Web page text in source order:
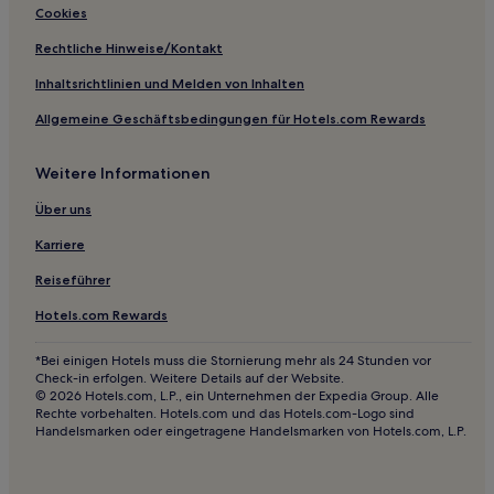
Familien in Sesto San Giovanni
Hotels mit Parkplatz in Vigevano
Hotels mit Parkplatz in Parabiago
Business in Segrate
Familien in Monza
Hotels mit Küchenzeile in Monza
Haustierfreundliche nahe Via Montenapoleone
Luxus nahe Via Montenapoleone
Hotels mit Parkplatz in Saronno
Hotels mit Parkplatz nahe Via della Spiga
Luxus nahe Via della Spiga
Familien in Mailand
Cookies
Rechtliche Hinweise/Kontakt
Inhaltsrichtlinien und Melden von Inhalten
Allgemeine Geschäftsbedingungen für Hotels.com Rewards
Weitere Informationen
Über uns
Karriere
Reiseführer
Hotels.com Rewards
*Bei einigen Hotels muss die Stornierung mehr als 24 Stunden vor
Check-in erfolgen. Weitere Details auf der Website.
© 2026 Hotels.com, L.P., ein Unternehmen der Expedia Group. Alle
Rechte vorbehalten. Hotels.com und das Hotels.com-Logo sind
Handelsmarken oder eingetragene Handelsmarken von Hotels.com, L.P.